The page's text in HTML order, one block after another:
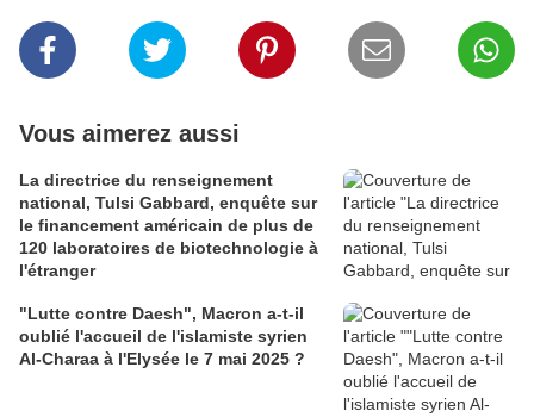
Vous aimerez aussi
La directrice du renseignement
national, Tulsi Gabbard, enquête sur
le financement américain de plus de
120 laboratoires de biotechnologie à
l'étranger
"Lutte contre Daesh", Macron a-t-il
oublié l'accueil de l'islamiste syrien
Al-Charaa à l'Elysée le 7 mai 2025 ?